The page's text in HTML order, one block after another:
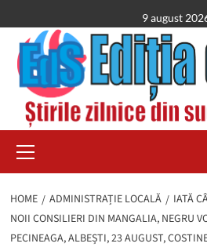
to
content
9 august
Menu
HOME ADMINISTRAȚIE LOCALĂ
IATĂ
NOII CONSILIERI DIN MANGALIA, NEGRU
PECINEAGA, ALBEȘTI, 23 AUGUST,